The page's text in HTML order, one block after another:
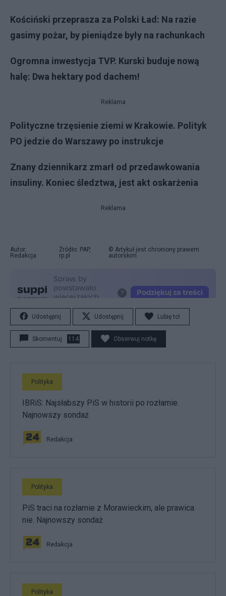
Kościński przeprasza za Polski Ład: Na razie
gasimy pożar, by pieniądze były na rachunkach
Ogromna inwestycja TVP. Kurski buduje nową
halę: Dwa hektary pod dachem!
Reklama
Polityczne trzęsienie ziemi w Krakowie. Polityk
PO jedzie do Warszawy po instrukcje
Znany dziennikarz zmarł od przedawkowania
insuliny. Koniec śledztwa, jest akt oskarżenia
Reklama
Autor:
Redakcja
Źródło: PAP,
rp.pl
© Artykuł jest chroniony prawem
autorskim.
Udostępnij Udostępnij Lubię to!
Skomentuj 114 Obserwuj notkę
Polityka
IBRiS: Najsłabszy PiS w historii po rozłamie.
Najnowszy sondaż
Redakcja
Polityka
PiS traci na rozłamie z Morawieckim, ale prawica
nie. Najnowszy sondaż
Redakcja
Polityka